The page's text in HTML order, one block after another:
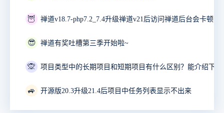
🦉 禅道v18.7-php7.2_7.4升级禅道v21后访问禅道后台会卡顿10
😎 禅道有奖吐槽第三季开始啦~
🙊
🚙 开源版20.3升级21.4后项目中任务列表显示不出来